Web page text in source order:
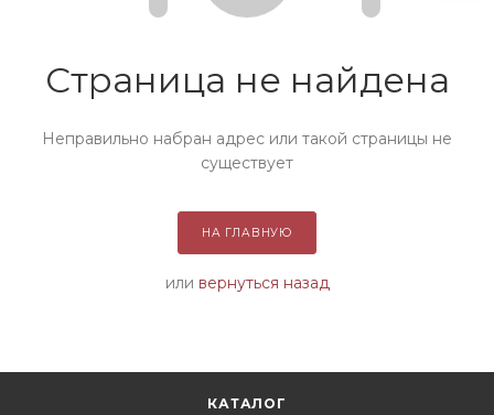
Страница не найдена
Неправильно набран адрес или такой страницы не
существует
НА ГЛАВНУЮ
или вернуться назад
КАТАЛОГ